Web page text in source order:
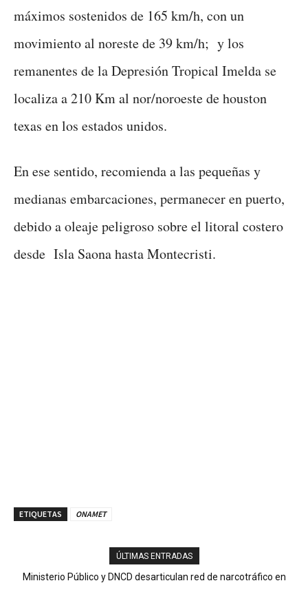
máximos sostenidos de 165 km/h, con un
movimiento al noreste de 39 km/h; y los
remanentes de la Depresión Tropical Imelda se
localiza a 210 Km al nor/noroeste de houston
texas en los estados unidos.
En ese sentido, recomienda a las pequeñas y
medianas embarcaciones, permanecer en puerto,
debido a oleaje peligroso sobre el litoral costero
desde Isla Saona hasta Montecristi.
ETIQUETAS ONAMET
ÚLTIMAS ENTRADAS
Ministerio Público y DNCD desarticulan red de narcotráfico en
Hombre muere tras caer desde el puente Juan Bosch;